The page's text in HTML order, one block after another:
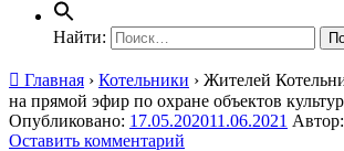
Найти:
Главная › Котельники › Жителей
на прямой эфир по охране объектов
Опубликовано: 17.05.202011.06.2021 Автор:
Оставить комментарий